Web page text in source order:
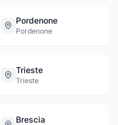
Pordenone
Pordenone
Trieste
Trieste
Brescia